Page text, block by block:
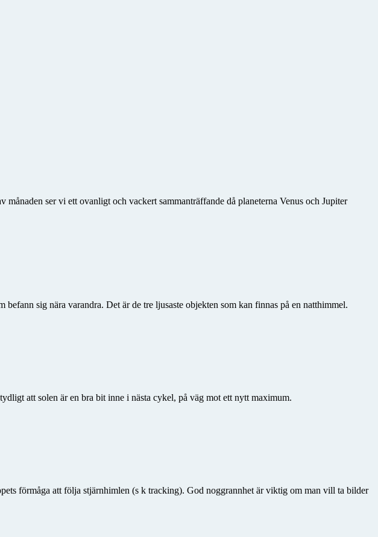
ser vi ett ovanligt och vackert sammanträffande då planeterna Venus och Jupiter
sig nära varandra. Det är de tre ljusaste objekten som kan finnas på en natthimmel.
att solen är en bra bit inne i nästa cykel, på väg mot ett nytt maximum.
förmåga att följa stjärnhimlen (s k tracking). God noggrannhet är viktig om man vill ta bilder